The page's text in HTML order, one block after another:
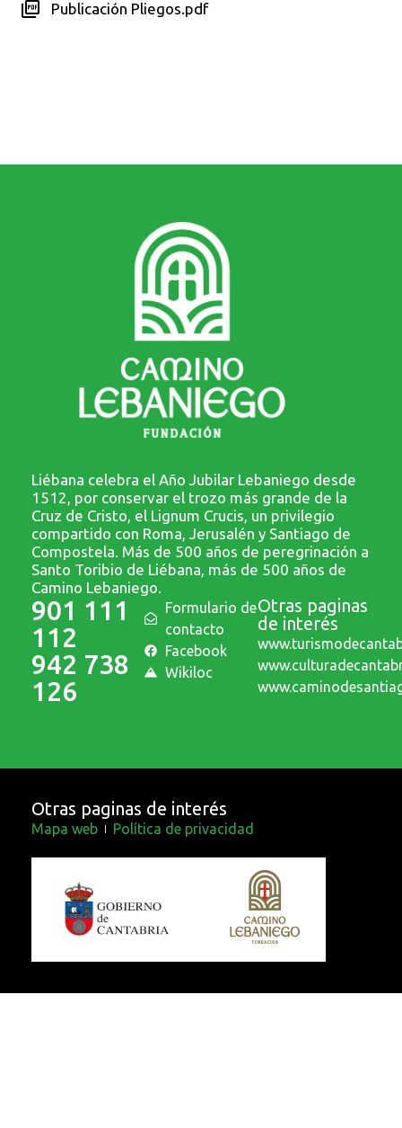
Publicación Pliegos.pdf
Liébana celebra el Año Jubilar Lebaniego desde
1512, por conservar el trozo más grande de la
Cruz de Cristo, el Lignum Crucis, un privilegio
compartido con Roma, Jerusalén y Santiago de
Compostela. Más de 500 años de peregrinación a
Santo Toribio de Liébana, más de 500 años de
Camino Lebaniego.
901 111
112
942 738
126
Formulario de
contacto
Facebook
Wikiloc
Otras paginas
de interés
Otras paginas de interés
Mapa web Política de privacidad